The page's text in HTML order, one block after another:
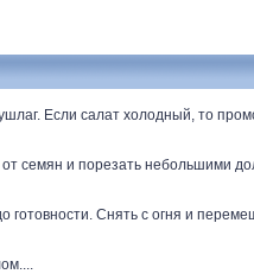
Если салат холодный, то
семян и порезать небольшими
готовности. Снять с огня и